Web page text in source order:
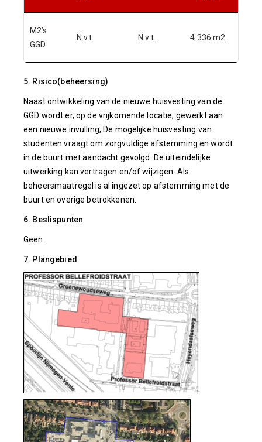
M2’s
GGD
N.v.t. N.v.t. 4.336 m2
5. Risico(beheersing)
Naast ontwikkeling van de nieuwe huisvesting van de
GGD wordt er, op de vrijkomende locatie, gewerkt aan
een nieuwe invulling, De mogelijke huisvesting van
studenten vraagt om zorgvuldige afstemming en wordt
in de buurt met aandacht gevolgd. De uiteindelijke
uitwerking kan vertragen en/of wijzigen. Als
beheersmaatregel is al ingezet op afstemming met de
buurt en overige betrokkenen.
6. Beslispunten
Geen.
7. Plangebied